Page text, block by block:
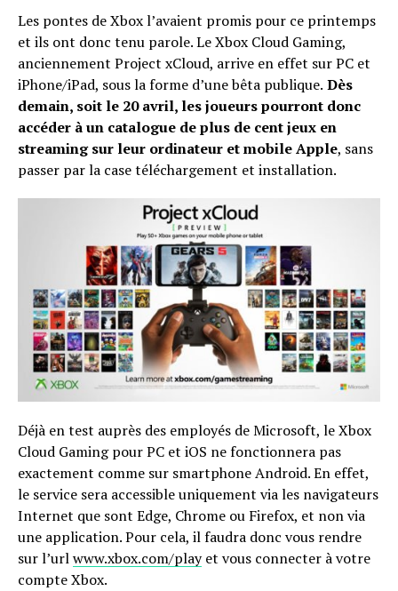
Les pontes de Xbox l’avaient promis pour ce printemps
et ils ont donc tenu parole. Le Xbox Cloud Gaming,
anciennement Project xCloud, arrive en effet sur PC et
iPhone/iPad, sous la forme d’une bêta publique. Dès
demain, soit le 20 avril, les joueurs pourront donc
accéder à un catalogue de plus de cent jeux en
streaming sur leur ordinateur et mobile Apple, sans
passer par la case téléchargement et installation.
Déjà en test auprès des employés de Microsoft, le Xbox
Cloud Gaming pour PC et iOS ne fonctionnera pas
exactement comme sur smartphone Android. En effet,
le service sera accessible uniquement via les navigateurs
Internet que sont Edge, Chrome ou Firefox, et non via
une application. Pour cela, il faudra donc vous rendre
sur l’urlwww.xbox.com/playet vous connecter à votre
compte Xbox.